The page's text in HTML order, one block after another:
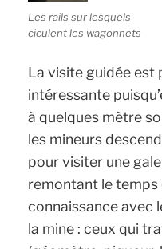
Les rails sur lesquels
ciculent les wagonnets
La visite guidée
intéressante
à quelques mètre
les mineurs
pour visiter une
remontant le temps
connaissance avec
la mine : ceux qui